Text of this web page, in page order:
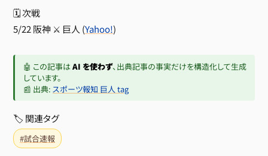
🗓 次戦
5/22 阪神 ⚔️ 巨人 (Yahoo!)
🤖 この記事はAI を使わず、出典記事の事実だけを構造化して生成
しています。
📰 出典: スポーツ報知 巨人 tag
🏷 関連タグ
#試合速報